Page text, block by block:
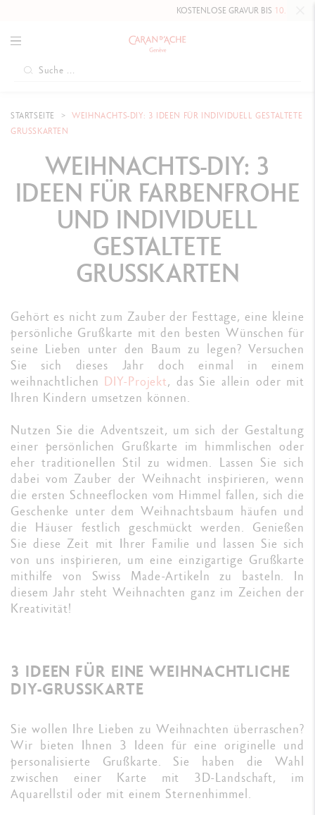
10. MAI 2026AUF DIE HAUTE
STARTSEITE
WEIHNACHTS-DIY: 3 IDEEN FÜR INDIVIDUELL GESTALTETE
GRUSSKARTEN
WEIHNACHTS-DIY: 3
IDEEN FÜR FARBENFROHE
UND INDIVIDUELL
GESTALTETE
GRUSSKARTEN
Gehört es nicht zum Zauber der Festtage, eine kleine
persönliche Grußkarte mit den besten Wünschen für
seine Lieben unter den Baum zu legen? Versuchen
Sie sich dieses Jahr doch einmal in einem
weihnachtlichen DIY-Projekt, das Sie allein oder mit
Ihren Kindern umsetzen können.
Nutzen Sie die Adventszeit, um sich der Gestaltung
einer persönlichen Grußkarte im himmlischen oder
eher traditionellen Stil zu widmen. Lassen Sie sich
dabei vom Zauber der Weihnacht inspirieren, wenn
die ersten Schneeflocken vom Himmel fallen, sich die
Geschenke unter dem Weihnachtsbaum häufen und
die Häuser festlich geschmückt werden. Genießen
Sie diese Zeit mit Ihrer Familie und lassen Sie sich
von uns inspirieren, um eine einzigartige Grußkarte
mithilfe von Swiss Made-Artikeln zu basteln. In
diesem Jahr steht Weihnachten ganz im Zeichen der
Kreativität!
3 IDEEN FÜR EINE WEIHNACHTLICHE
DIY-GRUSSKARTE
Sie wollen Ihre Lieben zu Weihnachten überraschen?
Wir bieten Ihnen 3 Ideen für eine originelle und
personalisierte Grußkarte. Sie haben die Wahl
zwischen einer Karte mit 3D-Landschaft, im
Aquarellstil oder mit einem Sternenhimmel.